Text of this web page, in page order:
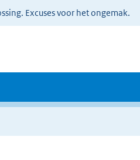
Excuses voor het ongemak.